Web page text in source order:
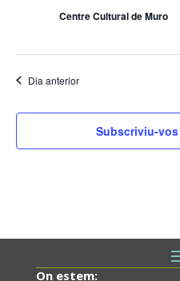
Centre Cultural de Muro
Dia anterior
Subscriviu-
On estem: